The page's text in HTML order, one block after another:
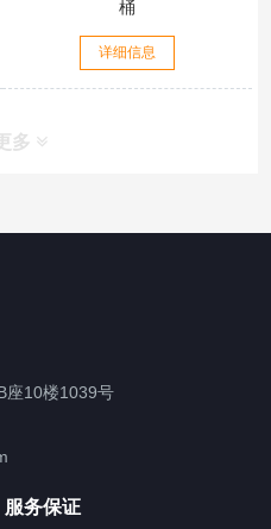
桶
详细信息
多
座10楼1039号
服务保证